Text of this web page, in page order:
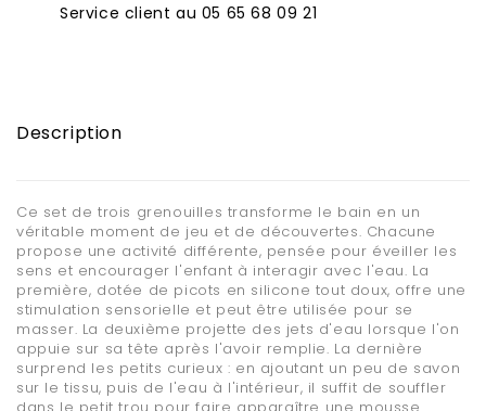
Service client au 05 65 68 09 21
Description
Ce set de trois grenouilles transforme le bain en un
véritable moment de jeu et de découvertes. Chacune
propose une activité différente, pensée pour éveiller les
sens et encourager l'enfant à interagir avec l'eau. La
première, dotée de picots en silicone tout doux, offre une
stimulation sensorielle et peut être utilisée pour se
masser. La deuxième projette des jets d'eau lorsque l'on
appuie sur sa tête après l'avoir remplie. La dernière
surprend les petits curieux : en ajoutant un peu de savon
sur le tissu, puis de l'eau à l'intérieur, il suffit de souffler